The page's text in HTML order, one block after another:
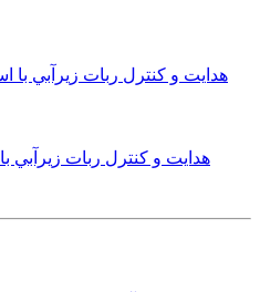
هدايت و كنترل ربات زيرآبي